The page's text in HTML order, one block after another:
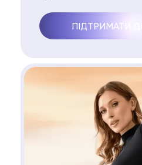
ПІДТРИМАТИ